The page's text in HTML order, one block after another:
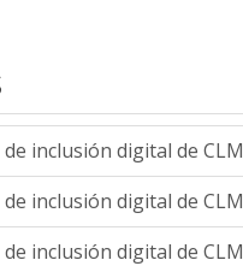
inclusión digital de CLM
inclusión digital de CLM
inclusión digital de CLM